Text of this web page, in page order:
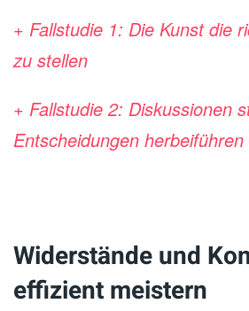
+ Fallstudie 1: Die Kunst die
zu stellen
+ Fallstudie 2: Diskussionen
Entscheidungen herbeiführen
Widerstände und
effizient meistern